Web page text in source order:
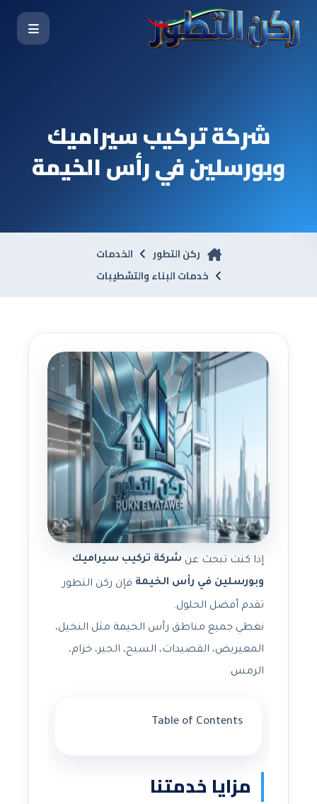
شركة تركيب سيراميك
وبورسلين في رأس الخيمة
ركن التطور
الخدمات
خدمات البناء والتشطيبات
إذا كنت تبحث عن شركة تركيب سيراميك
وبورسلين في رأس الخيمة فإن ركن التطور
تقدم أفضل الحلول.
نغطي جميع مناطق رأس الخيمة مثل النخيل،
المعيريض، القصيدات، السيح، الجير، خزام،
الرمس.
Table of Contents
مزايا خدمتنا